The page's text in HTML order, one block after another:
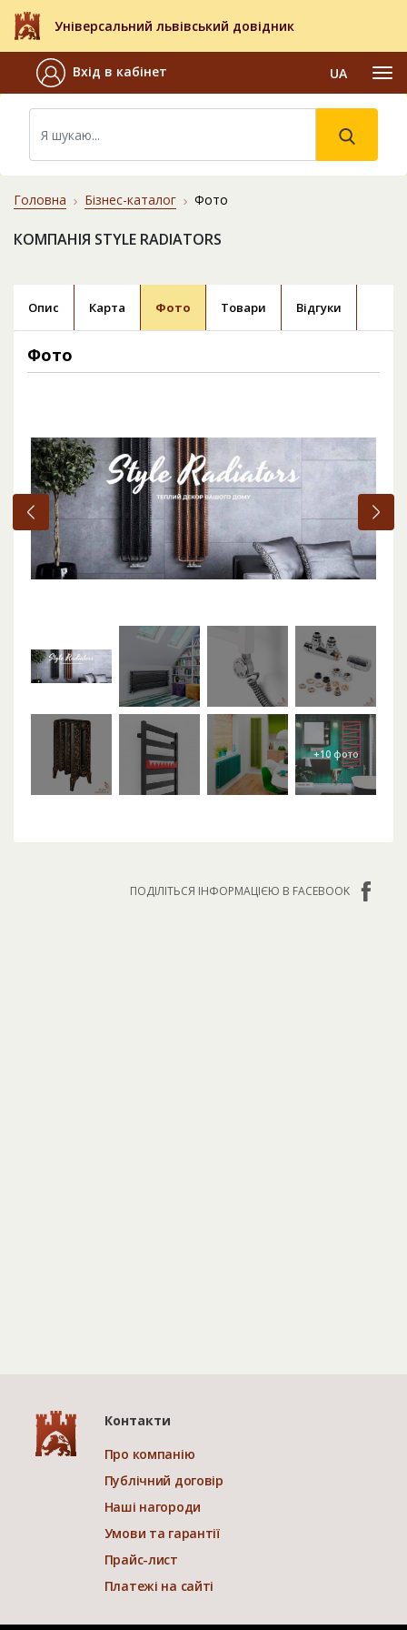
Універсальний львівський довідник
Вхід в кабінет UA
Головна Бізнес-каталог Фото
КОМПАНІЯ STYLE RADIATORS
Опис Карта Фото Товари Відгуки
Фото
ПОДІЛІТЬСЯ ІНФОРМАЦІЄЮ В FACEBOOK
Контакти
Про компанію
Публічний договір
Наші нагороди
Умови та гарантії
Прайс-лист
Платежі на сайті